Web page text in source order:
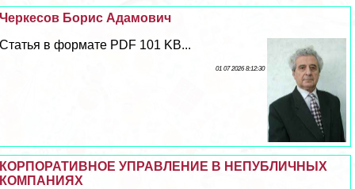
Черкесов Борис Адамович
Статья в формате PDF 101 KB...
01 07 2026 8:12:30
КОРПОРАТИВНОЕ УПРАВЛЕНИЕ В НЕПУБЛИЧНЫХ
КОМПАНИЯХ